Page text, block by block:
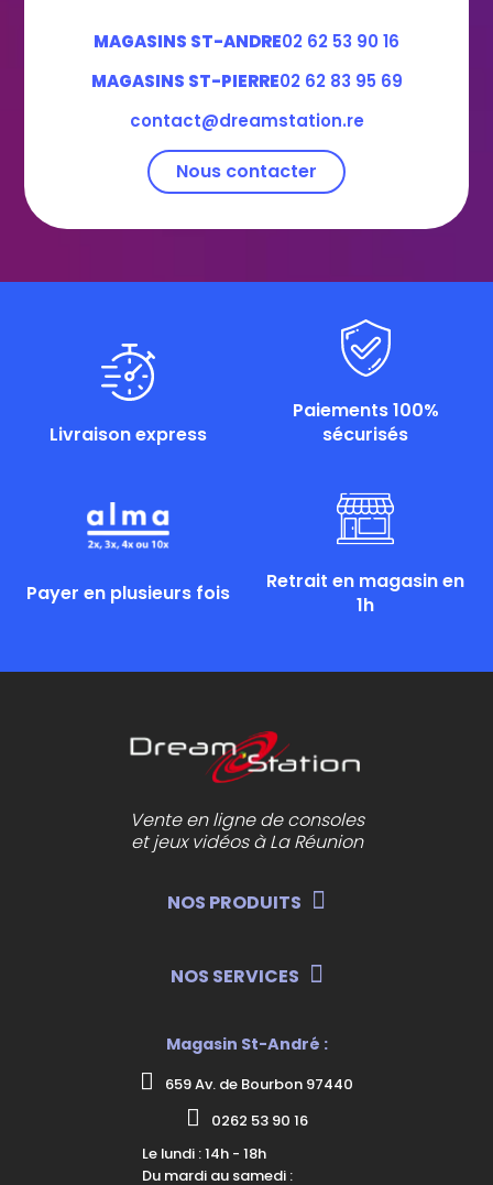
MAGASINS ST-ANDRE02 62 53 90 16
MAGASINS ST-PIERRE02 62 83 95 69
contact@dreamstation.re
Nous contacter
Livraison express
Paiements 100%
sécurisés
Payer en plusieurs fois
Retrait en magasin en
1h
Vente en ligne de consoles
et jeux vidéos à La Réunion
NOS PRODUITS
NOS SERVICES
Magasin St-André :
659 Av. de Bourbon 97440
0262 53 90 16
Le lundi : 14h - 18h
Du mardi au samedi :